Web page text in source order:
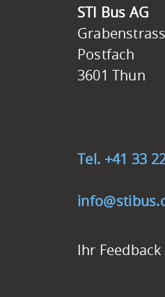
Kontakt
STI
Bus
AG
STI Bus AG
Postfach
3601 Thun
Tel. +41 33
nf st b s
Feedback-
Ihr